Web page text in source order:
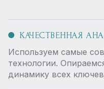
КАЧЕСТВЕННАЯ
Используем самые
технологии.
динамику всех